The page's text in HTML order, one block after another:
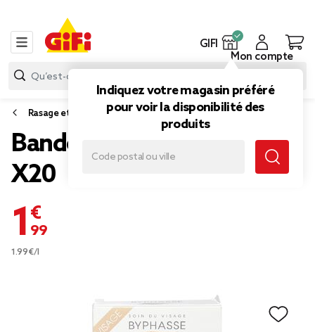
GIFI
Indiquez votre magasin préféré
pour voir la disponibilité des
produits
Mon compte
Rasage et épilation
Bande de cire froide visage
X20
1,99 €
1.99€/l